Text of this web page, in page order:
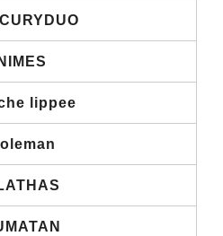
NIMES
lippee